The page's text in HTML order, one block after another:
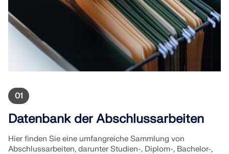
01
Datenbank der Abschlussarbeiten
Hier finden Sie eine umfangreiche Sammlung von
Abschlussarbeiten, darunter Studien-, Diplom-, Bachelor-,